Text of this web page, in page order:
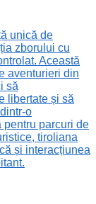
unică de
zborului cu
Această
aventurieri din
să
libertate și să
o
pentru parcuri de
tiroliana
și interacțiunea